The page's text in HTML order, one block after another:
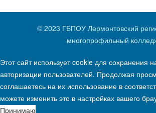
© 2023 ГБПОУ Лермонтовский
многопрофильный
Этот сайт использует cookie для сохранения
авторизации пользователей. Продолжая
соглашаетесь на их использование в
можете изменить это в настройках вашего
Принимаю